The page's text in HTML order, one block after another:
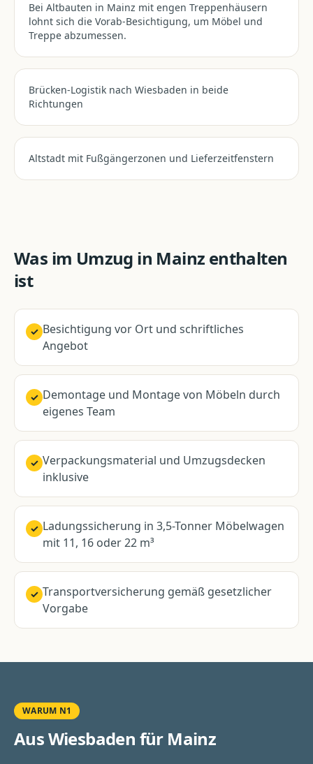
Bei Altbauten in Mainz mit engen Treppenhäusern
lohnt sich die Vorab-Besichtigung, um Möbel und
Treppe abzumessen.
Brücken-Logistik nach Wiesbaden in beide
Richtungen
Altstadt mit Fußgängerzonen und Lieferzeitfenstern
Was im Umzug in Mainz enthalten
ist
✓ Besichtigung vor Ort und schriftliches
Angebot
✓ Demontage und Montage von Möbeln durch
eigenes Team
✓ Verpackungsmaterial und Umzugsdecken
inklusive
✓ Ladungssicherung in 3,5-Tonner Möbelwagen
mit 11, 16 oder 22 m³
✓ Transportversicherung gemäß gesetzlicher
Vorgabe
WARUM N1
Aus Wiesbaden für Mainz